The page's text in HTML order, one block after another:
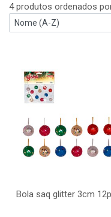
4 produtos ordenados
Bola saq glitter 3cm